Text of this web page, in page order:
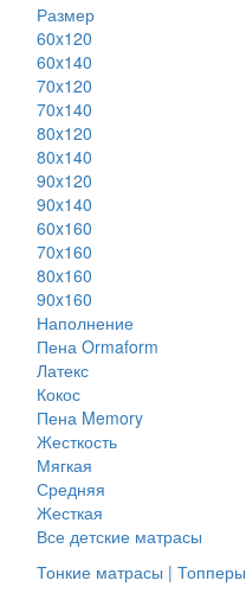
Размер
60x120
60x140
70x120
70x140
80x120
80x140
90x120
90x140
60x160
70x160
80x160
90x160
Наполнение
Пена Ormaform
Латекс
Кокос
Пена Memory
Жесткость
Мягкая
Средняя
Жесткая
Все детские матрасы
Тонкие матрасы | Топперы